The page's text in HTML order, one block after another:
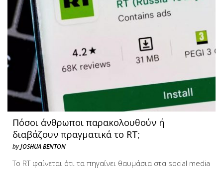
Πόσοι άνθρωποι παρακολουθούν ή
διαβάζουν πραγματικά το RT;
byJOSHUA BENTON
Το RT φαίνεται ότι τα πηγαίνει θαυμάσια στα social media